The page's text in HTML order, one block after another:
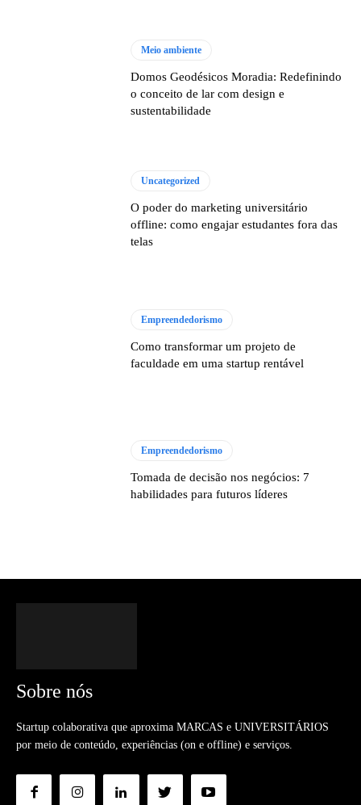
Meio ambiente
Domos Geodésicos Moradia: Redefinindo
o conceito de lar com design e
sustentabilidade
Uncategorized
O poder do marketing universitário
offline: como engajar estudantes fora das
telas
Empreendedorismo
Como transformar um projeto de
faculdade em uma startup rentável
Empreendedorismo
Tomada de decisão nos negócios: 7
habilidades para futuros líderes
Sobre nós
Startup colaborativa que aproxima MARCAS e UNIVERSITÁRIOS
por meio de conteúdo, experiências (on e offline) e serviços.